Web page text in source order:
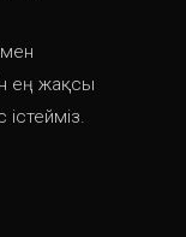
ең жақсы